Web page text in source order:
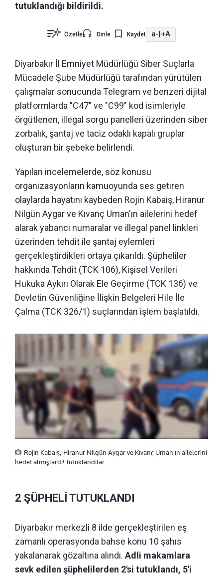
tutuklandığı bildirildi.
Özetle Dinle Kaydet a- +A
Diyarbakır İl Emniyet Müdürlüğü Siber Suçlarla
Mücadele Şube Müdürlüğü tarafından yürütülen
çalışmalar sonucunda Telegram ve benzeri dijital
platformlarda "C47" ve "C99" kod isimleriyle
örgütlenen, illegal sorgu panelleri üzerinden siber
zorbalık, şantaj ve taciz odaklı kapalı gruplar
oluşturan bir şebeke belirlendi.
Yapılan incelemelerde, söz konusu
organizasyonların kamuoyunda ses getiren
olaylarda hayatını kaybeden Rojin Kabaiş, Hiranur
Nilgün Aygar ve Kıvanç Uman'ın ailelerini hedef
alarak yabancı numaralar ve illegal panel linkleri
üzerinden tehdit ile şantaj eylemleri
gerçekleştirdikleri ortaya çıkarıldı. Şüpheliler
hakkında Tehdit (TCK 106), Kişisel Verileri
Hukuka Aykırı Olarak Ele Geçirme (TCK 136) ve
Devletin Güvenliğine İlişkin Belgeleri Hile İle
Çalma (TCK 326/1) suçlarından işlem başlatıldı.
Rojin Kabaiş, Hiranur Nilgün Aygar ve Kıvanç Uman'ın ailelerini
hedef almışlardı! Tutuklandılar
2 ŞÜPHELİ TUTUKLANDI
Diyarbakır merkezli 8 ilde gerçekleştirilen eş
zamanlı operasyonda bahse konu 10 şahıs
yakalanarak gözaltına alındı. Adli makamlara
sevk edilen şüphelilerden 2'si tutuklandı, 5'i